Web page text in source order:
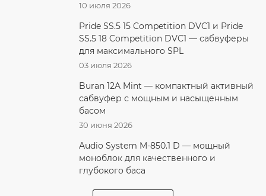
10 июля 2026
Pride SS.5 15 Competition DVC1 и Pride
SS.5 18 Competition DVC1 — сабвуферы
для максимального SPL
03 июля 2026
Buran 12A Mint — компактный активный
сабвуфер с мощным и насыщенным
басом
30 июня 2026
Audio System M-850.1 D — мощный
моноблок для качественного и
глубокого баса